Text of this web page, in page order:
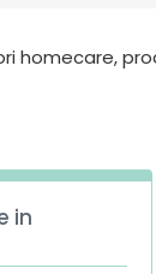
homecare,
in